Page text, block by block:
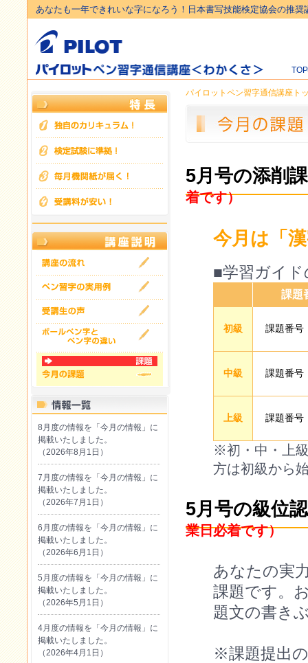
あなたも一年できれいな字になろう！日本書写技能検定協会の推奨
パイロットペン習字通信講座ト
5月号の添削
着です）
今月は「
■学習ガイ
課題
初級 課題番号
中級 課題番号
上級 課題番号
※初・中・上
方は初級から
5月号の級位
業日必着です）
あなたの実
課題です。
題文の書き
※課題提出
8月度の情報を「今月の情報」に
掲載いたしました。
（2026年8月1日）
7月度の情報を「今月の情報」に
掲載いたしました。
（2026年7月1日）
6月度の情報を「今月の情報」に
掲載いたしました。
（2026年6月1日）
5月度の情報を「今月の情報」に
掲載いたしました。
（2026年5月1日）
4月度の情報を「今月の情報」に
掲載いたしました。
（2026年4月1日）